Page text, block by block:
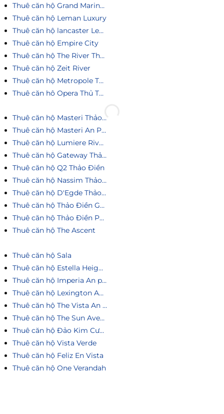
Thuê căn hộ Grand Marina Saigon
Thuê căn hộ Leman Luxury
Thuê căn hộ lancaster Legacy
Thuê căn hộ Empire City
Thuê căn hộ The River Thủ Thiêm
Thuê căn hộ Zeit River
Thuê căn hộ Metropole Thủ Thiêm
Thuê căn hô Opera Thủ Thiêm
Thuê căn hộ Masteri Thảo Điền
Thuê căn hộ Masteri An Phú
Thuê căn hộ Lumiere Riverside
Thuê căn hộ Gateway Thảo Điền
Thuê căn hộ Q2 Thảo Điền
Thuê căn hộ Nassim Thảo Điền
Thuê căn hộ D'Egde Thảo Điền
Thuê căn hộ Thảo Điền Green
Thuê căn hộ Thảo Điền Pearl
Thuê căn hộ The Ascent
Thuê căn hộ Sala
Thuê căn hộ Estella Heights
Thuê căn hộ Imperia An phú
Thuê căn hộ Lexington An Phú
Thuê căn hộ The Vista An Phú
Thuê căn hộ The Sun Avenue
Thuê căn hộ Đảo Kim Cương
Thuê căn hộ Vista Verde
Thuê căn hộ Feliz En Vista
Thuê căn hộ One Verandah